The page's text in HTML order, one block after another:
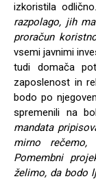
izkoristila
razpolago, jih
proračun
vsemi javnimi
tudi domača
zaposlenost in
bodo po
spremenili na
mandata
mirno
Pomembni
želimo, da bodo